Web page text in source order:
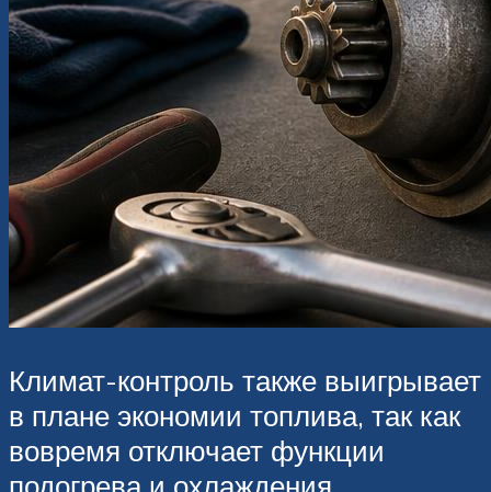
Климат-контроль также выигрывает
в плане экономии топлива, так как
вовремя отключает функции